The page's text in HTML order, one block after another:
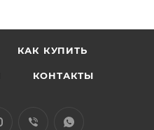
КАК КУПИТЬ
КОНТАКТЫ